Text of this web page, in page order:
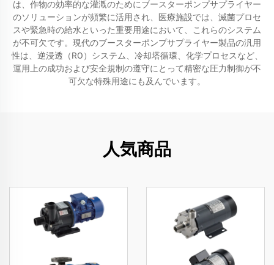
は、作物の効率的な灌漑のためにブースターポンプサプライヤー
のソリューションが頻繁に活用され、医療施設では、滅菌プロセ
スや緊急時の給水といった重要用途において、これらのシステム
が不可欠です。現代のブースターポンプサプライヤー製品の汎用
性は、逆浸透（RO）システム、冷却塔循環、化学プロセスなど、
運用上の成功および安全規制の遵守にとって精密な圧力制御が不
可欠な特殊用途にも及んでいます。
人気商品